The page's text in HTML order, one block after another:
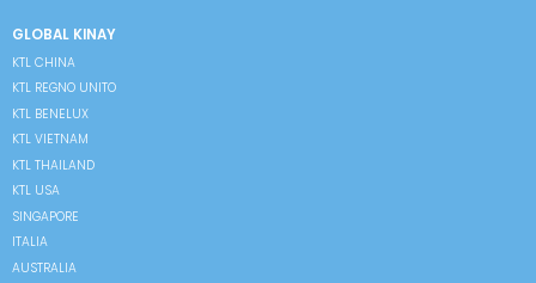
GLOBAL KINAY
KTL CHINA
KTL REGNO UNITO
KTL BENELUX
KTL VIETNAM
KTL THAILAND
KTL USA
SINGAPORE
ITALIA
AUSTRALIA